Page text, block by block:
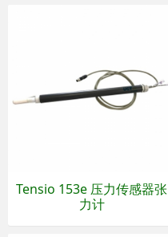
Tensio 153e 压力传感器张
力计